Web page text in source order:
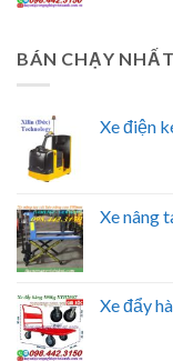
BÁN CHẠY NHẤT
Xe điện
Xe nâng
Xe đẩy